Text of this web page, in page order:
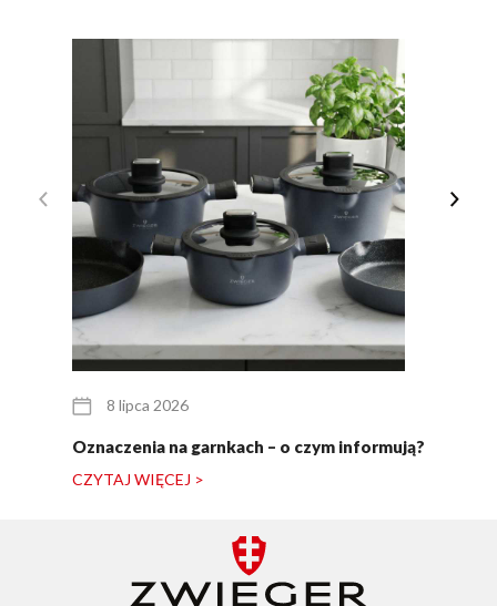
8 lipca 2026
Oznaczenia na garnkach – o czym informują?
CZYTAJ WIĘCEJ >